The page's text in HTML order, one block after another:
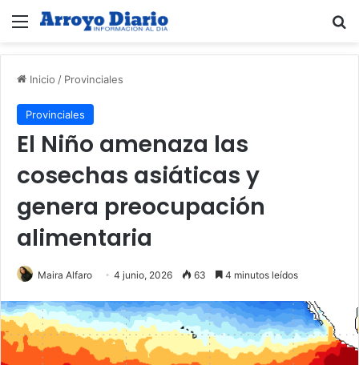
Menú
Inicio / Provinciales
Provinciales
El Niño amenaza las
cosechas asiáticas y
genera preocupación
alimentaria
Maira Alfaro 4 junio, 2026 63 4 minutos leídos